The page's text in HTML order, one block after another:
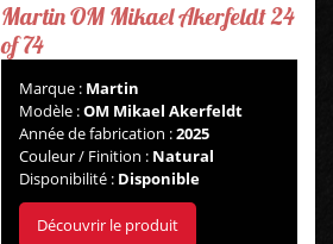
Martin OM Mikael Akerfeldt 24
of 74
Marque : Martin
Modèle :OM Mikael Akerfeldt
Année de fabrication :2025
Couleur / Finition : Natural
Disponibilité : Disponible
Découvrir le produit